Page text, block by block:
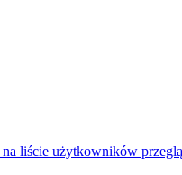
liście użytkowników